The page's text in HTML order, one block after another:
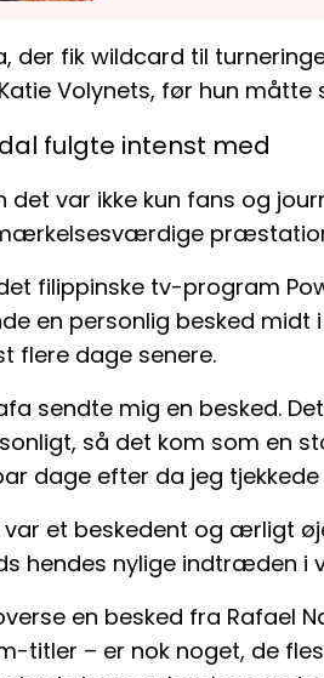
der fik wildcard til
Volynets, før hun måtte
fulgte intenst med
det var ikke kun fans og
filippinske tv-program
en personlig besked midt
flere dage senere.
sendte mig en besked.
så det kom som en
dage efter da jeg
var et beskedent og ærligt
hendes nylige indtræden i
en besked fra Rafael
titler – er nok noget, de